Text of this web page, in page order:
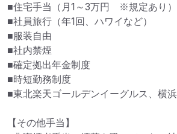
■住宅手当（月1～3万円　※規定あり）
■社員旅行（年1回、ハワイなど）
■服装自由
■社内禁煙
■確定拠出年金制度
■時短勤務制度
■東北楽天ゴールデンイーグルス、横
【その他手当】